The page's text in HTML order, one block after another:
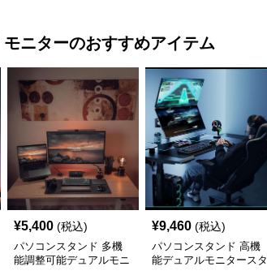
モニターのおすすめアイテム
¥5,400 (税込)
パソコンスタンド 多機
能調整可能デュアルモニ
¥9,460 (税込)
パソコンスタンド 高機
能デュアルモニタースタ